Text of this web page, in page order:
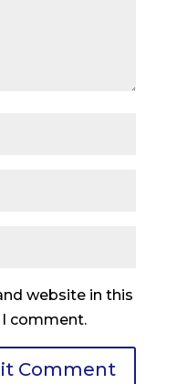
website in this
comment.